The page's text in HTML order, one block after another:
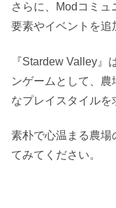
さらに、Modコミュ
要素やイベントを追
『Stardew Valley』
ンゲームとして、
なプレイスタイルを
素朴で心温まる農場
てみてください。